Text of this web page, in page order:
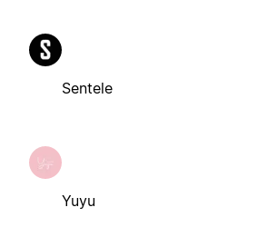
Sentele
Yuyu